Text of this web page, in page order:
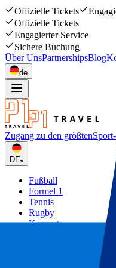
Offizielle Tickets
Offizielle Tickets
Engagierter Service
Sichere Buchung
Über UnsPartnershipsBlog
de
Zugang zu den größten
DE
Fußball
Formel 1
Tennis
Rugby
Konzerte